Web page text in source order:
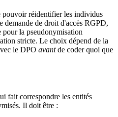
pouvoir réidentifier les individus
demande de droit d'accès RGPD,
la pseudonymisation
stricte. Le choix dépend de la
le DPO avantde coder quoi que
fait correspondre les entités
Il doit être :